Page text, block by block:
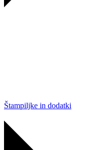
Štampiljke in dodatki